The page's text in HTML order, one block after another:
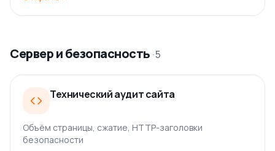
Сервер и безопасность ·5
Технический аудит сайта
Объём страницы, сжатие, HTTP-заголовки
безопасности